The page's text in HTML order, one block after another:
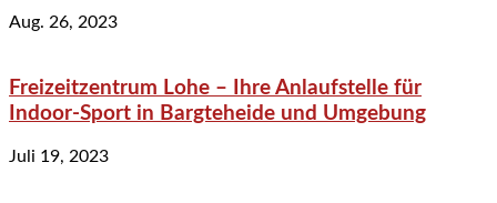
Aug. 26, 2023
Freizeitzentrum Lohe – Ihre Anlaufstelle für
Indoor-Sport in Bargteheide und Umgebung
Juli 19, 2023